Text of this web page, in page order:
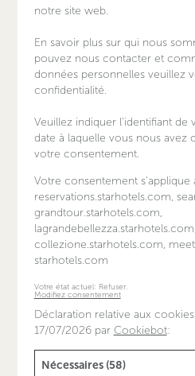
notre site web.
En savoir plus sur qui nous
pouvez nous contacter et
données personnelles veuillez
confidentialité.
Veuillez indiquer l'identifiant de
date à laquelle vous nous avez
votre consentement.
Votre consentement s'applique
reservations.starhotels.com,
grandtour.starhotels.com,
collezione.starhotels.com,
starhotels.com
Votre état ​​actuel: Refuser.
Modifiez consentement
Déclaration relative aux
17/07/2026 par Cookiebot:
Nécessaires (58)